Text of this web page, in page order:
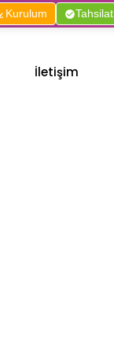
Kurulum Tahsilat
İletişim